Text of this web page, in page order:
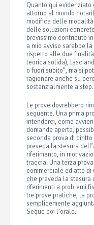
Quanto qui
attorno al mondo
modifica delle
delle soluzioni
brevissimo contributo
a mio avviso sarebbe
rispetto alle due
teorica solida),
o fuori subito”, ma si
ragionare anche su
sostanzialmente a step.
Le prove dovrebbero
seguente. Una prima
intenderci, come
domande aperte,
seconda prova di
preveda la stesura
riferimento, in
traccia. Una terza
commerciale ed atto
che preveda la stesura
riferimenti a problemi
tre prove pratiche, la
semplicemente
Segue poi l’orale.